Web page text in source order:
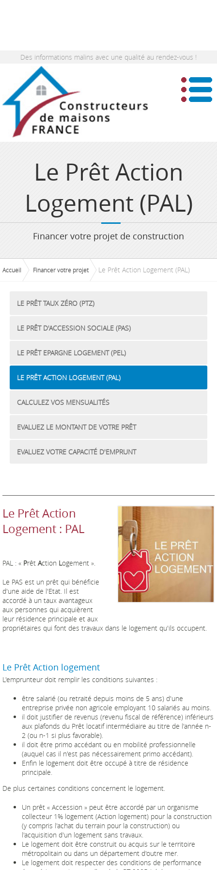
Des informations malins avec une qualité au rendez-vous !
Le Prêt Action
Logement (PAL)
Financer votre projet de construction
Accueil Financer votre projet Le Prêt Action Logement (PAL)
LE PRÊT TAUX ZÉRO (PTZ)
LE PRÊT D'ACCESSION SOCIALE (PAS)
LE PRÊT EPARGNE LOGEMENT (PEL)
LE PRÊT ACTION LOGEMENT (PAL)
CALCULEZ VOS MENSUALITÉS
EVALUEZ LE MONTANT DE VOTRE PRÊT
EVALUEZ VOTRE CAPACITÉ D'EMPRUNT
Le Prêt Action
Logement : PAL
PAL : « Prêt Action Logement ».
Le PAS est un prêt qui bénéficie
d'une aide de l'Etat. Il est
accordé à un taux avantageux
aux personnes qui acquièrent
leur résidence principale et aux
propriétaires qui font des travaux dans le logement qu'ils occupent.
Le Prêt Action logement
L'emprunteur doit remplir les conditions suivantes :
être salarié (ou retraité depuis moins de 5 ans) d'une
entreprise privée non agricole employant 10 salariés au moins.
il doit justifier de revenus (revenu fiscal de référence) inférieurs
aux plafonds du Prêt locatif intermédiaire au titre de l'année n-
2 (ou n-1 si plus favorable).
il doit être primo accédant ou en mobilité professionnelle
(auquel cas il n'est pas nécessairement primo accédant).
Enfin le logement doit être occupé à titre de résidence
principale.
De plus certaines conditions concernent le logement.
Un prêt « Accession » peut être accordé par un organisme
collecteur 1% logement (Action logement) pour la construction
(y compris l'achat du terrain pour la construction) ou
l'acquisition d'un logement sans travaux.
Le logement doit être construit ou acquis sur le territoire
métropolitain ou dans un département d'outre mer.
Le logement doit respecter des conditions de performance